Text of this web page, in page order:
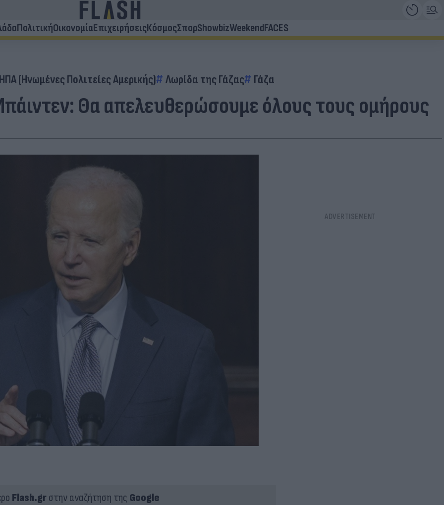
ΠολιτικήΟικονομίαΕπιχειρήσειςΚόσμοςΣπορShowbizWeekendFACES
ΗΠΑ (Ηνωμένες Πολιτείες Αμερικής) Λωρίδα της Γάζας Γάζα
Θα απελευθερώσουμε όλους τους ομήρους
Flash.grστην αναζήτηση της Google